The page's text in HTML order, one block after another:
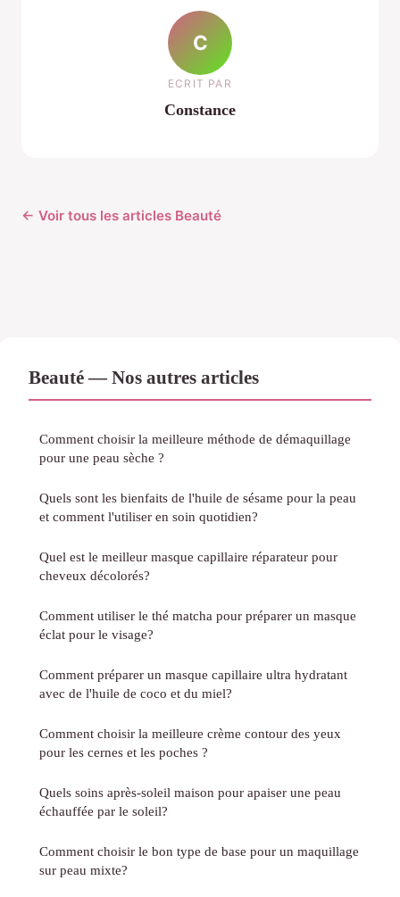
C
ECRIT PAR
Constance
← Voir tous les articles Beauté
Beauté — Nos autres articles
Comment choisir la meilleure méthode de démaquillage
pour une peau sèche ?
Quels sont les bienfaits de l'huile de sésame pour la peau
et comment l'utiliser en soin quotidien?
Quel est le meilleur masque capillaire réparateur pour
cheveux décolorés?
Comment utiliser le thé matcha pour préparer un masque
éclat pour le visage?
Comment préparer un masque capillaire ultra hydratant
avec de l'huile de coco et du miel?
Comment choisir la meilleure crème contour des yeux
pour les cernes et les poches ?
Quels soins après-soleil maison pour apaiser une peau
échauffée par le soleil?
Comment choisir le bon type de base pour un maquillage
sur peau mixte?